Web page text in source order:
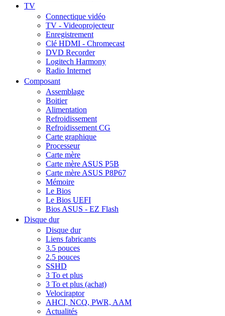
TV
Connectique vidéo
TV - Videoprojecteur
Enregistrement
Clé HDMI - Chromecast
DVD Recorder
Logitech Harmony
Radio Internet
Composant
Assemblage
Boitier
Alimentation
Refroidissement
Refroidissement CG
Carte graphique
Processeur
Carte mère
Carte mère ASUS P5B
Carte mère ASUS P8P67
Mémoire
Le Bios
Le Bios UEFI
Bios ASUS - EZ Flash
Disque dur
Disque dur
Liens fabricants
3.5 pouces
2.5 pouces
SSHD
3 To et plus
3 To et plus (achat)
Velociraptor
AHCI, NCQ, PWR, AAM
Actualités